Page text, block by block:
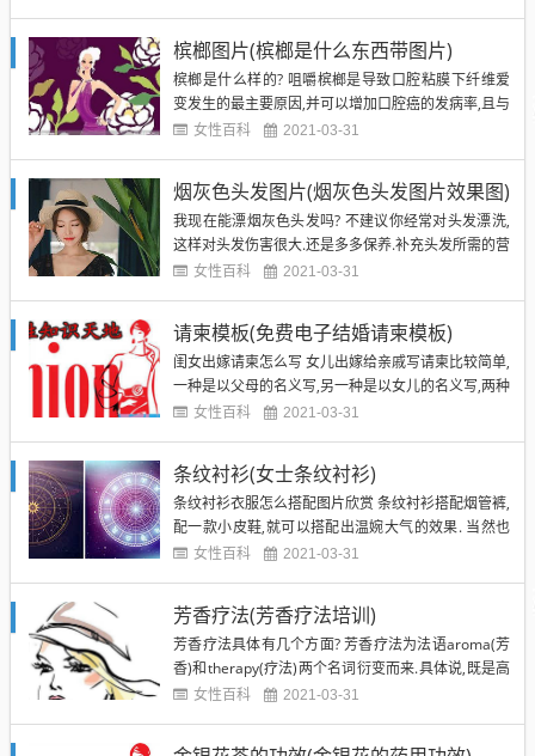
钱了 其实这种时装表,不是专业造表的,质量本身...
槟榔图片(槟榔是什么东西带图片)
槟榔是什么样的? 咀嚼槟榔是导致口腔粘膜下纤维爱
变发生的最主要原因,并可以增加口腔癌的发病率,且与
口腔粘膜白斑、口腔扁平苔藓、白色水肿等发生密切
实,基于流行病学和实验室研究,国际癌症研究学会(将
槟榔划归...
女性百科 2021-03-31
烟灰色头发图片(烟灰色头发图片效果图)
我现在能漂烟灰色头发吗? 不建议你经常对头发漂洗,
这样对头发伤害很大.还是多多保养.补充头发所需的营
养. 想染烟灰色的头发,适合什么样的短发 其实呢,你染
可以叫发型师给你选择一个略带烟灰的颜色. 到时...
女性百科 2021-03-31
请柬模板(免费电子结婚请柬模板)
闺女出嫁请柬怎么写 女儿出嫁给亲戚写请柬比较简单,
一种是以父母的名义写,另一种是以女儿的名义写,两种
不同的名义在写法上主要是称谓不同. 通常情况下请自
请帖都有固定格式（如:某年某月某时 我女 某某 和小
婿...
女性百科 2021-03-31
条纹衬衫(女士条纹衬衫)
条纹衬衫衣服怎么搭配图片欣赏 条纹衬衫搭配烟管裤,
配一款小皮鞋,就可以搭配出温婉大气的效果. 当然也
可以搭配修身的裤子,都有不同的状态. 女生宽松条纹
搭配boots!休闲但很有韩范~ 妖精穿的鞋子 ...
女性百科 2021-03-31
芳香疗法(芳香疗法培训)
芳香疗法具体有几个方面? 芳香疗法为法语aroma(芳
香)和therapy(疗法)两个名词衍变而来.具体说,既是高
香度的植物花瓣、枝叶经常过提炼,透过人体的毛孔吸
女性百科 2021-03-31